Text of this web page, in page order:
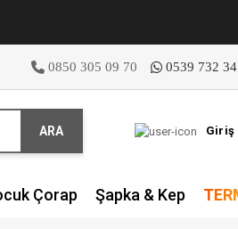
0850 305 09 70 0539 732
ARA Giriş
Çorap Şapka & Kep